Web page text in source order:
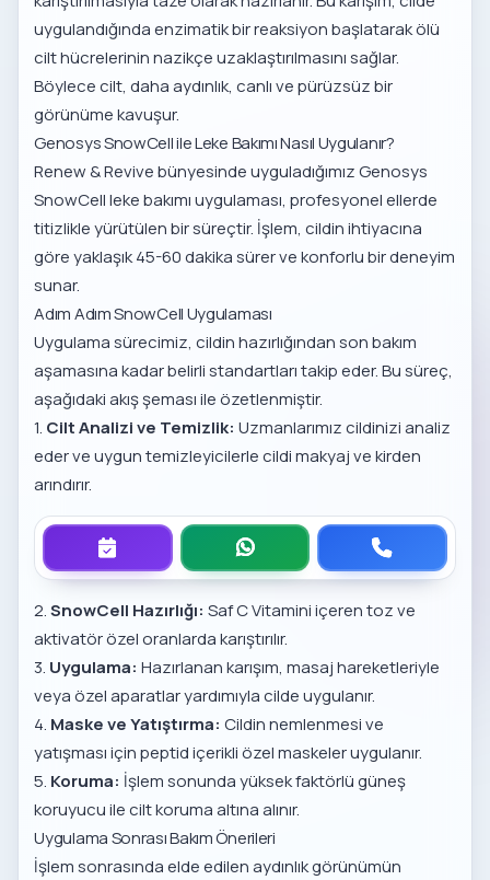
uygulandığında enzimatik bir reaksiyon başlatarak ölü
cilt hücrelerinin nazikçe uzaklaştırılmasını sağlar.
Böylece cilt, daha aydınlık, canlı ve pürüzsüz bir
görünüme kavuşur.
Genosys SnowCell ile Leke Bakımı Nasıl Uygulanır?
Renew & Revive bünyesinde uyguladığımızGenosys
SnowCell leke bakımı uygulaması, profesyonel ellerde
titizlikle yürütülen bir süreçtir. İşlem, cildin ihtiyacına
göre yaklaşık 45-60 dakika sürer ve konforlu bir deneyim
sunar.
Adım Adım SnowCell Uygulaması
Uygulama sürecimiz, cildin hazırlığından son bakım
aşamasına kadar belirli standartları takip eder. Bu süreç,
aşağıdaki akış şeması ile özetlenmiştir.
1. Cilt Analizi ve Temizlik: Uzmanlarımız cildinizi analiz
eder ve uygun temizleyicilerle cildi makyaj ve kirden
arındırır.
2.SnowCell Hazırlığı: Saf C Vitamini içeren toz ve
aktivatör özel oranlarda karıştırılır.
3. Uygulama: Hazırlanan karışım, masaj hareketleriyle
veya özel aparatlar yardımıyla cilde uygulanır.
4. Maske ve Yatıştırma: Cildin nemlenmesi ve
yatışması için peptid içerikli özel maskeler uygulanır.
5. Koruma: İşlem sonunda yüksek faktörlü güneş
koruyucu ile cilt koruma altına alınır.
Uygulama Sonrası Bakım Önerileri
İşlem sonrasında elde edilen aydınlık görünümün